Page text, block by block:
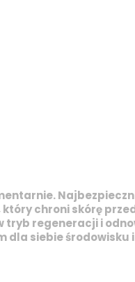
chroni skórę
regeneracji i
dla siebie środowisku